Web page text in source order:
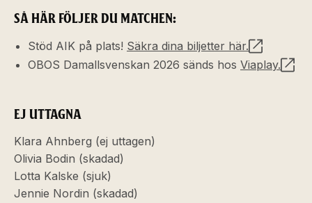
SÅ HÄR FÖLJER DU MATCHEN:
Stöd AIK på plats! Säkra dina biljetter här.
OBOS Damallsvenskan 2026 sänds hos Viaplay.
EJ UTTAGNA
Klara Ahnberg (ej uttagen)
Olivia Bodin (skadad)
Lotta Kalske (sjuk)
Jennie Nordin (skadad)